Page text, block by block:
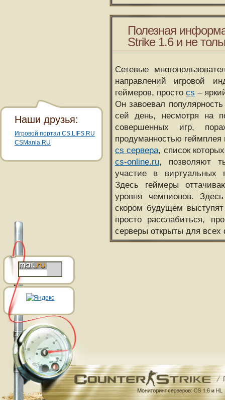
Полезная
Strike 1.6 и не
Сетевые
направлений игровой
геймеров, простоcs –
Он завоевал
сей день, несмотря на
совершенных игр,
продуманностью
cs сервера, список
cs-online.ru, позволяют
участие в виртуальных
Здесь геймеры
уровня чемпионов.
скором будущем
просто расслабиться,
серверы открыты для всех
Наши друзья:
Игровой портал CS.LIFS.RU
CSMania.RU